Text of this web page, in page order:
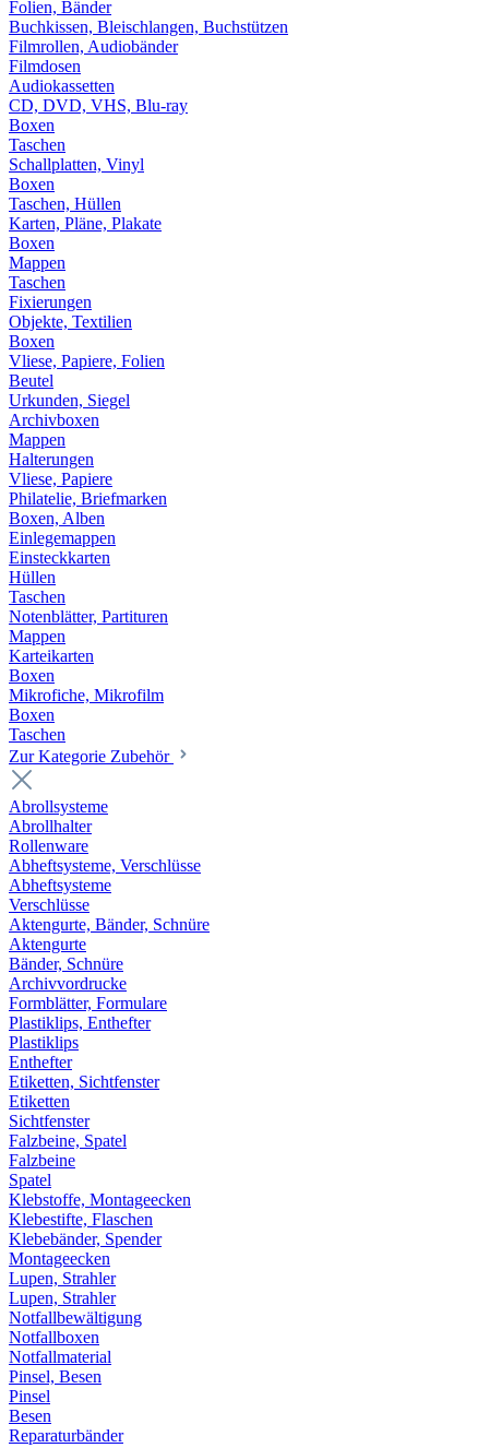
Folien, Bänder
Buchkissen, Bleischlangen, Buchstützen
Filmrollen, Audiobänder
Filmdosen
Audiokassetten
CD, DVD, VHS, Blu-ray
Boxen
Taschen
Schallplatten, Vinyl
Boxen
Taschen, Hüllen
Karten, Pläne, Plakate
Boxen
Mappen
Taschen
Fixierungen
Objekte, Textilien
Boxen
Vliese, Papiere, Folien
Beutel
Urkunden, Siegel
Archivboxen
Mappen
Halterungen
Vliese, Papiere
Philatelie, Briefmarken
Boxen, Alben
Einlegemappen
Einsteckkarten
Hüllen
Taschen
Notenblätter, Partituren
Mappen
Karteikarten
Boxen
Mikrofiche, Mikrofilm
Boxen
Taschen
Zur Kategorie Zubehör
Abrollsysteme
Abrollhalter
Rollenware
Abheftsysteme, Verschlüsse
Abheftsysteme
Verschlüsse
Aktengurte, Bänder, Schnüre
Aktengurte
Bänder, Schnüre
Archivvordrucke
Formblätter, Formulare
Plastiklips, Enthefter
Plastiklips
Enthefter
Etiketten, Sichtfenster
Etiketten
Sichtfenster
Falzbeine, Spatel
Falzbeine
Spatel
Klebstoffe, Montageecken
Klebestifte, Flaschen
Klebebänder, Spender
Montageecken
Lupen, Strahler
Lupen, Strahler
Notfallbewältigung
Notfallboxen
Notfallmaterial
Pinsel, Besen
Pinsel
Besen
Reparaturbänder